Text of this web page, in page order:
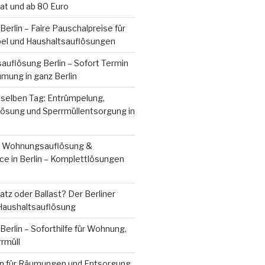
und ab 80 Euro
– Faire Pauschalpreise für
und Haushaltsauflösungen
Berlin – Sofort Termin
in ganz Berlin
Tag: Entrümpelung,
und Sperrmüllentsorgung in
&
in Berlin – Komplettlösungen
oder Ballast? Der Berliner
– Soforthilfe für Wohnung,